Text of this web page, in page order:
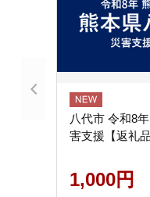
八代市 令和8
害支援【返礼品
1,000円